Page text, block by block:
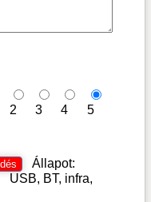
2 3 4 5
Állapot:
USB, BT, infra,